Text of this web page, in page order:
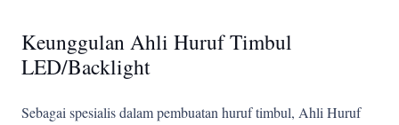
Keunggulan Ahli Huruf Timbul
LED/Backlight
Sebagai spesialis dalam pembuatan huruf timbul, Ahli Huruf